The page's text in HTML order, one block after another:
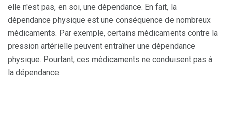
elle n'est pas, en soi, une dépendance. En fait, la
dépendance physique est une conséquence de nombreux
médicaments. Par exemple, certains médicaments contre la
pression artérielle peuvent entraîner une dépendance
physique. Pourtant, ces médicaments ne conduisent pas à
la dépendance.